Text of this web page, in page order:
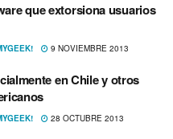
que extorsiona usuarios
9 NOVIEMBRE 2013
en Chile y otros
28 OCTUBRE 2013